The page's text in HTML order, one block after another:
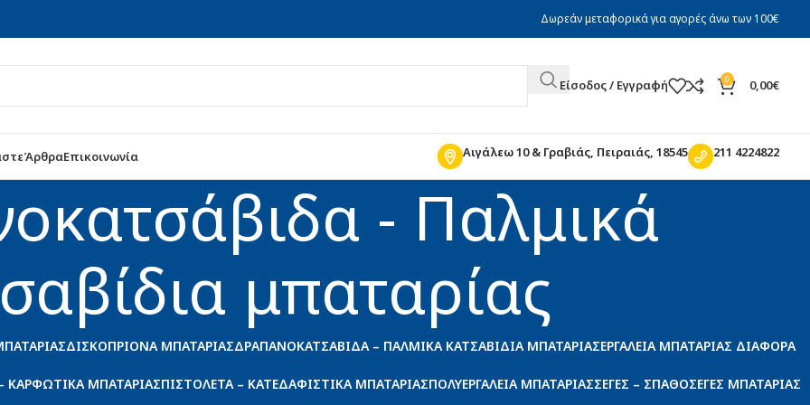
Δωρεάν μεταφορικά για αγορές άνω των 100€
Είσοδος / Εγγραφή 0 0,00€
ΆρθραΕπικοινωνία Αιγάλεω 10 & Γραβιάς, Πειραιάς, 18545 211 4224822
- Παλμικά
μπαταρίας
ΔΙΣΚΟΠΡΊΟΝΑ ΜΠΑΤΑΡΊΑΣΔΡΑΠΑΝΟΚΑΤΣΆΒΙΔΑ – ΠΑΛΜΙΚΆ ΚΑΤΣΑΒΊΔΙΑ ΜΠΑΤΑΡΊΑΣΕΡΓΑΛΕΊΑ ΜΠΑΤΑΡΊΑΣ ΔΙΆΦΟΡΑ
ΚΑΡΦΩΤΙΚΆ ΜΠΑΤΑΡΊΑΣΠΙΣΤΟΛΈΤΑ – ΚΑΤΕΔΑΦΙΣΤΙΚΆ ΜΠΑΤΑΡΊΑΣΠΟΛΥΕΡΓΑΛΕΊΑ ΜΠΑΤΑΡΊΑΣΣΈΓΕΣ – ΣΠΑΘΟΣΈΓΕΣ ΜΠΑΤΑΡΊΑΣ